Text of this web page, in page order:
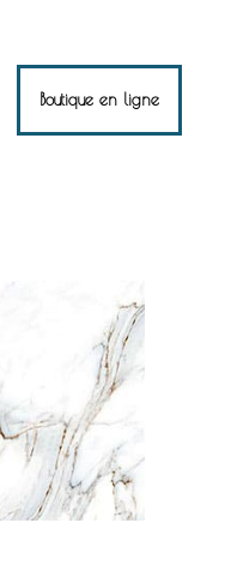
Boutique en ligne